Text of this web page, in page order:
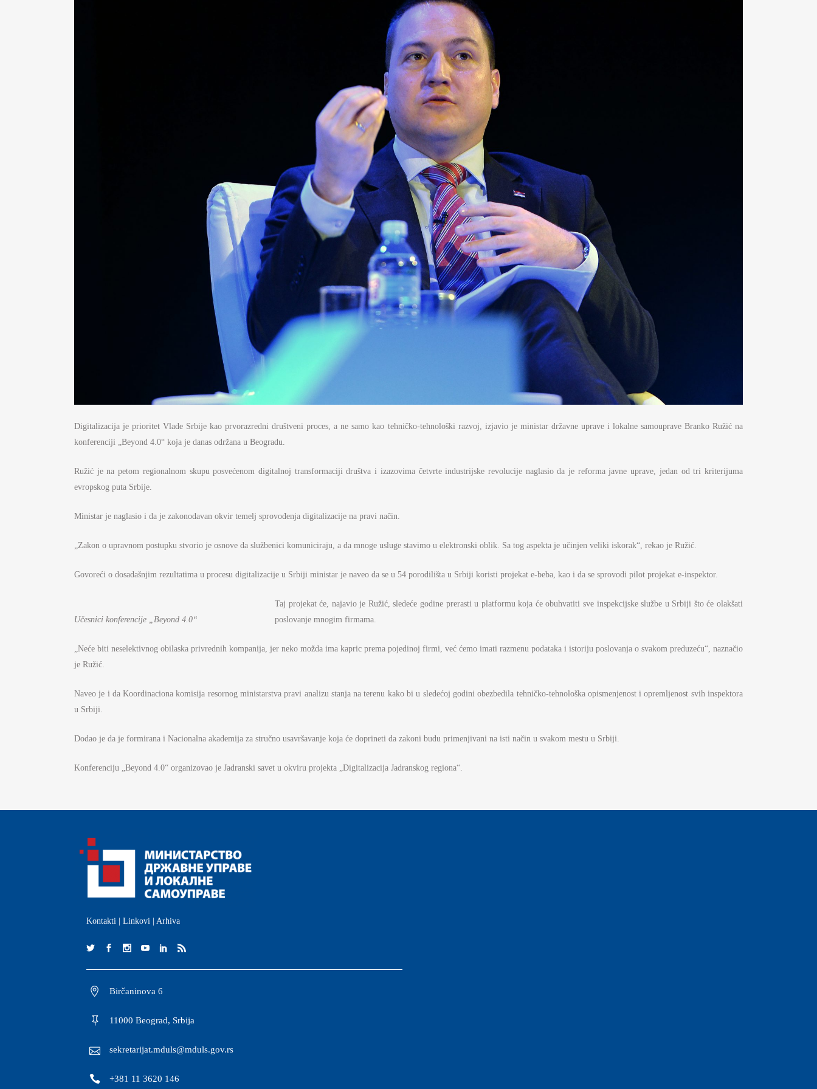
JAVNE NABAVKE
PLAN JAVNIH NABAVKI I IZVEŠTAJI
Digitalizacija je prioritet Vlade Srbije kao prvorazredni društveni proces, a ne samo kao tehničko-tehnološki razvoj, izjavio je ministar državne uprave i lokalne samouprave Branko Ružić na
konferenciji „Beyond 4.0“ koja je danas održana u Beogradu.
Ružić je na petom regionalnom skupu posvećenom digitalnoj transformaciji društva i izazovima četvrte industrijske revolucije naglasio da je reforma javne uprave, jedan od tri kriterijuma
evropskog puta Srbije.
Ministar je naglasio i da je zakonodavan okvir temelj sprovođenja digitalizacije na pravi način.
„Zakon o upravnom postupku stvorio je osnove da službenici komuniciraju, a da mnoge usluge stavimo u elektronski oblik. Sa tog aspekta je učinjen veliki iskorak“, rekao je Ružić.
Govoreći o dosadašnjim rezultatima u procesu digitalizacije u Srbiji ministar je naveo da se u 54 porodilišta u Srbiji koristi projekat e-beba, kao i da se sprovodi pilot projekat e-inspektor.
Učesnici konferencije „Beyond 4.0“
Taj projekat će, najavio je Ružić, sledeće godine prerasti u platformu koja će obuhvatiti sve inspekcijske službe u Srbiji što će olakšati
poslovanje mnogim firmama.
„Neće biti neselektivnog obilaska privrednih kompanija, jer neko možda ima kapric prema pojedinoj firmi, već ćemo imati razmenu podataka i istoriju poslovanja o svakom preduzeću“, naznačio
je Ružić.
Naveo je i da Koordinaciona komisija resornog ministarstva pravi analizu stanja na terenu kako bi u sledećoj godini obezbedila tehničko-tehnološka opismenjenost i opremljenost svih inspektora
u Srbiji.
Dodao je da je formirana i Nacionalna akademija za stručno usavršavanje koja će doprineti da zakoni budu primenjivani na isti način u svakom mestu u Srbiji.
Konferenciju „Beyond 4.0“ organizovao je Jadranski savet u okviru projekta „Digitalizacija Jadranskog regiona“.
Kontakti | Linkovi | Arhiva
Birčaninova 6
11000 Beograd, Srbija
sekretarijat.mduls@mduls.gov.rs
+381 11 3620 146